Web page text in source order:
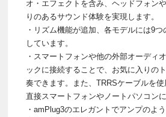
オ・エフェクトを含み、ヘッドフォン
りのあるサウンド体験を実現します。
・リズム機能が追加、各モデルには9
しています。
・スマートフォンや他の外部オーディ
ックに接続することで、お気に入りの
奏できます。また、TRRSケーブルを
直接スマートフォンやノートパソコンに
・amPlug3のエレガントでアンプのよ